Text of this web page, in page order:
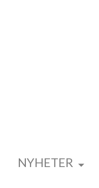
NYHETER